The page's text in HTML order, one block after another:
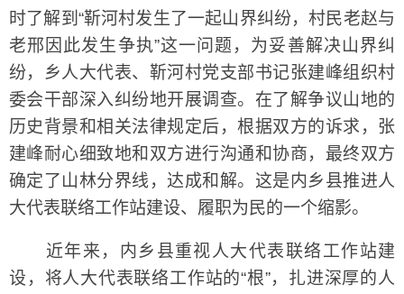
时了解到“靳河村发生了一起山界纠纷，村民老赵与
老邢因此发生争执”这一问题，为妥善解决山界纠
纷，乡人大代表、靳河村党支部书记张建峰组织村
委会干部深入纠纷地开展调查。在了解争议山地的
历史背景和相关法律规定后，根据双方的诉求，张
建峰耐心细致地和双方进行沟通和协商，最终双方
确定了山林分界线，达成和解。这是内乡县推进人
大代表联络工作站建设、履职为民的一个缩影。
近年来，内乡县重视人大代表联络工作站建
设，将人大代表联络工作站的“根”，扎进深厚的人